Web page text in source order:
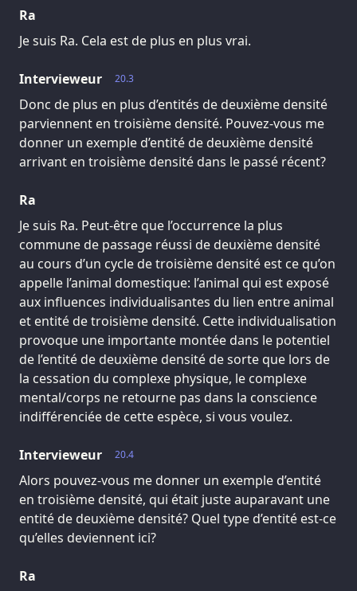
Ra
Je suis Ra. Cela est de plus en plus vrai.
20.3
Intervieweur
Donc de plus en plus d’entités de deuxième densité
parviennent en troisième densité. Pouvez-vous me
donner un exemple d’entité de deuxième densité
arrivant en troisième densité dans le passé récent?
Ra
Je suis Ra. Peut-être que l’occurrence la plus
commune de passage réussi de deuxième densité
au cours d’un cycle de troisième densité est ce qu’on
appelle l’animal domestique: l’animal qui est exposé
aux influences individualisantes du lien entre animal
et entité de troisième densité. Cette individualisation
provoque une importante montée dans le potentiel
de l’entité de deuxième densité de sorte que lors de
la cessation du complexe physique, le complexe
mental/corps ne retourne pas dans la conscience
indifférenciée de cette espèce, si vous voulez.
20.4
Intervieweur
Alors pouvez-vous me donner un exemple d’entité
en troisième densité, qui était juste auparavant une
entité de deuxième densité? Quel type d’entité est-ce
qu’elles deviennent ici?
Ra